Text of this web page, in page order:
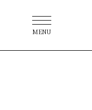
MENU